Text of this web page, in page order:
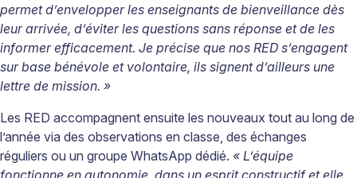
permet d’envelopper les enseignants de bienveillance dès
leur arrivée, d’éviter les questions sans réponse et de les
informer efficacement. Je précise que nos RED s’engagent
sur base bénévole et volontaire, ils signent d’ailleurs une
lettre de mission. »
Les RED accompagnent ensuite les nouveaux tout au long de
l’année via des observations en classe, des échanges
réguliers ou un groupe WhatsApp dédié. « L’équipe